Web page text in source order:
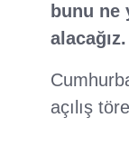
bunu ne
açılış